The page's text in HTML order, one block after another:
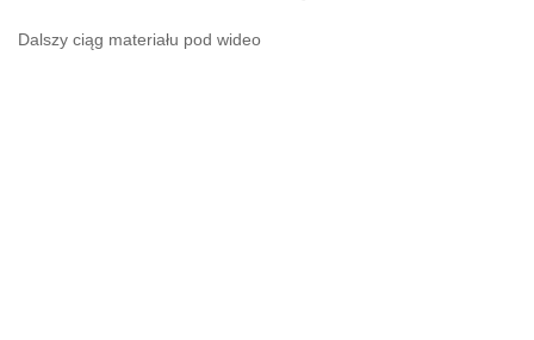
Dalszy ciąg materiału pod wideo